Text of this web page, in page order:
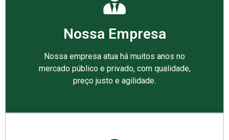
Nossa Empresa
Nossa empresa atua há muitos anos no
mercado público e privado, com qualidade,
preço justo e agilidade.